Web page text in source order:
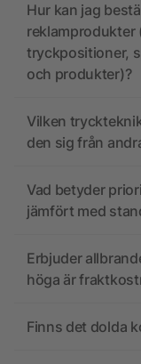
Hur kan jag
reklamprodukter
tryckpositioner,
och produkter)?
Vilken
den sig från
Vad betyder
jämfört med
Erbjuder
höga är
Finns det dolda